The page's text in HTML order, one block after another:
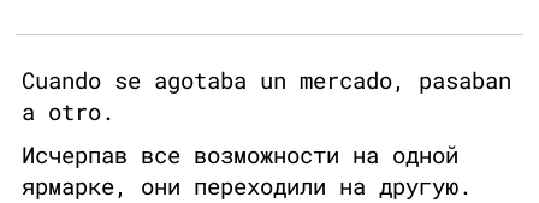
Cuando se agotaba un mercado, pasaban
a otro.
Исчерпав все возможности на одной
ярмарке, они переходили на другую.